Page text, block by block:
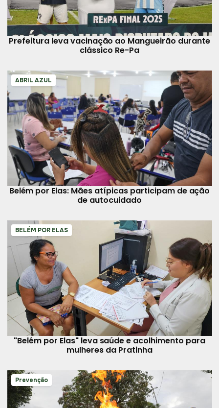
Prefeitura leva vacinação ao Mangueirão durante
clássico Re-Pa
ABRIL AZUL
Belém por Elas: Mães atípicas participam de ação
de autocuidado
BELÉM POR ELAS
"Belém por Elas" leva saúde e acolhimento para
mulheres da Pratinha
Prevenção